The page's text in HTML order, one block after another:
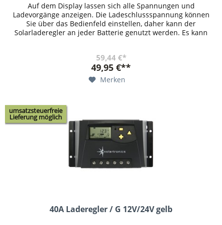
Auf dem Display lassen sich alle Spannungen und
Ladevorgänge anzeigen. Die Ladeschlussspannung können
Sie über das Bedienfeld einstellen, daher kann der
Solarladeregler an jeder Batterie genutzt werden. Es kann
59,44 €*
49,95 €**
Merken
umsatzsteuerfreie
Lieferung möglich
40A Laderegler / G 12V/24V gelb